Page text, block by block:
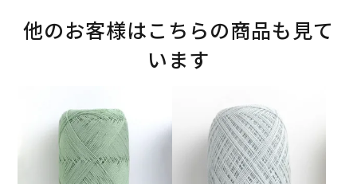
他のお客様はこちらの商品も見て
います